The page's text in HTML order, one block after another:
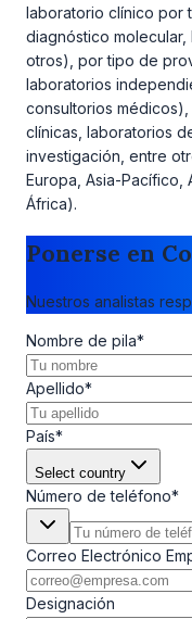
laboratorio clínico por
diagnóstico
otros), por tipo de
laboratorios
consultorios
clínicas, laboratorios
investigación, entre
Europa, Asia-Pacífico,
África).
Ponerse en
Nuestros analistas
Nombre de pila*
Apellido*
País*
Select country
Número de teléfono*
Correo Electrónico
Designación